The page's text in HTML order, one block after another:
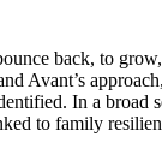
back, to
Avant’s
In a
to family